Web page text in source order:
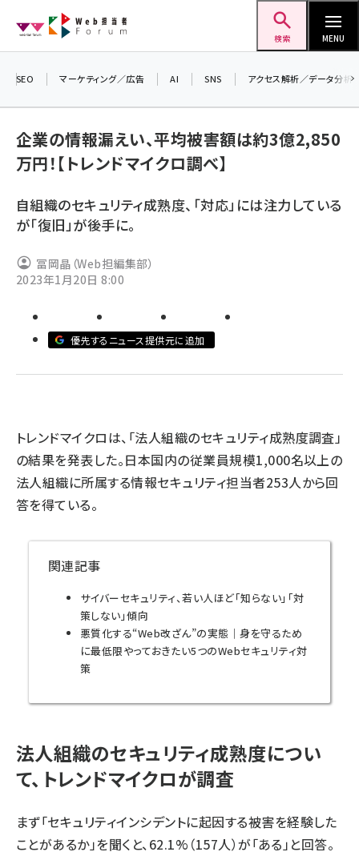
ン
検索 MENU
ai (2799)
note (2308)
z世代 (1617)
SEO マーケティング／広告 AI SNS アクセス解析／データ分析
企業の情報漏えい、平均被害額は約3億2,850
万円！【トレンドマイクロ調べ】
自組織のセキュリティ成熟度、「対応」には注力している
が「復旧」が後手に。
冨岡晶（Web担編集部）
2023年1月20日 8:00
優先するニュース提供元に追加
トレンドマイクロは、「法人組織のセキュリティ成熟度調査」
の結果を発表した。日本国内の従業員規模1,000名以上の
法人組織に所属する情報セキュリティ担当者253人から回
答を得ている。
関連記事
サイバーセキュリティ、若い人ほど「知らない」「対
策しない」傾向
悪質化する“Web改ざん”の実態｜身を守るため
に最低限やっておきたい5つのWebセキュリティ対
策
法人組織のセキュリティ成熟度につい
て、トレンドマイクロが調査
まず「セキュリティインシデントに起因する被害を経験した
ことがあるか」を聞くと、62.1%（157人）が「ある」と回答。
差